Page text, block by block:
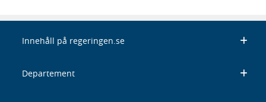
Innehåll på regeringen.se
Departement